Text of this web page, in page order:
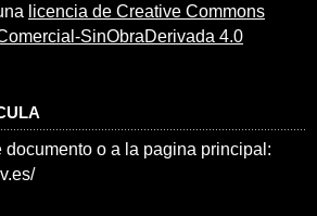
licencia de Creative Commons
SinObraDerivada 4.0
documento o a la pagina principal: